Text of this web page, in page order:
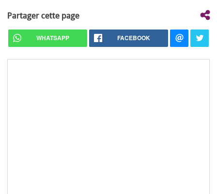
Partager cette page
WHATSAPP FACEBOOK